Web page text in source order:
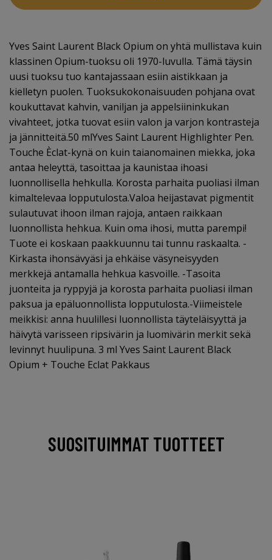
Yves Saint Laurent Black Opium on yhtä mullistava kuin
klassinen Opium-tuoksu oli 1970-luvulla. Tämä täysin
uusi tuoksu tuo kantajassaan esiin aistikkaan ja
kielletyn puolen. Tuoksukokonaisuuden pohjana ovat
koukuttavat kahvin, vaniljan ja appelsiininkukan
vivahteet, jotka tuovat esiin valon ja varjon kontrasteja
ja jännitteitä.50 mlYves Saint Laurent Highlighter Pen.
Touche Èclat-kynä on kuin taianomainen miekka, joka
antaa heleyttä, tasoittaa ja kaunistaa ihoasi
luonnollisella hehkulla. Korosta parhaita puoliasi ilman
kimaltelevaa lopputulosta.Valoa heijastavat pigmentit
sulautuvat ihoon ilman rajoja, antaen raikkaan
luonnollista hehkua. Kuin oma ihosi, mutta parempi!
Tuote ei koskaan paakkuunnu tai tunnu raskaalta. -
Kirkasta ihonsävyäsi ja ehkäise väsyneisyyden
merkkejä antamalla hehkua kasvoille. -Tasoita
juonteita ja ryppyjä ja korosta parhaita puoliasi ilman
paksua ja epäluonnollista lopputulosta.-Viimeistele
meikkisi: anna huulillesi luonnollista täyteläisyyttä ja
häivytä varisseen ripsivärin ja luomivärin merkit sekä
levinnyt huulipuna. 3 ml Yves Saint Laurent Black
Opium + Touche Eclat Pakkaus
SUOSITUIMMAT TUOTTEET